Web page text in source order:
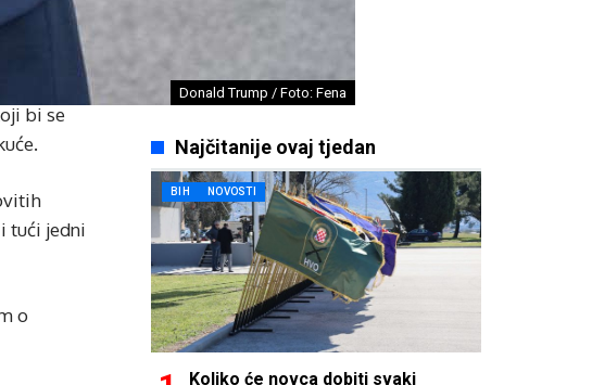
Donald Trump / Foto: Fena
bi se
tući jedni
o
Najčitanije ovaj tjedan
BIH NOVOSTI
Koliko će novca dobiti svaki